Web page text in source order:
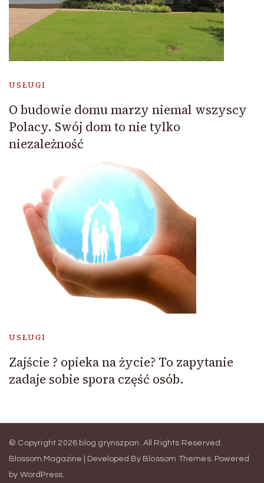
USŁUGI
O budowie domu marzy niemal wszyscy
Polacy. Swój dom to nie tylko
niezależność
USŁUGI
Zajście ? opieka na życie? To zapytanie
zadaje sobie spora część osób.
© Copyright 2026 blog grynszpan. All Rights Reserved.
Blossom Magazine | Developed By Blossom Themes. Powered
by WordPress.